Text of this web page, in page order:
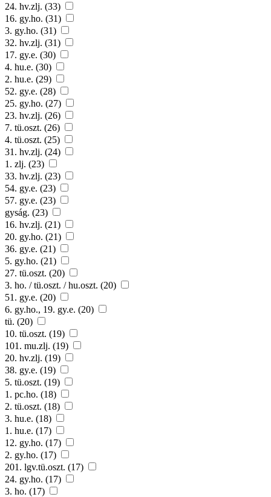
24. hv.zlj. (33)
16. gy.ho. (31)
3. gy.ho. (31)
32. hv.zlj. (31)
17. gy.e. (30)
4. hu.e. (30)
2. hu.e. (29)
52. gy.e. (28)
25. gy.ho. (27)
23. hv.zlj. (26)
7. tü.oszt. (26)
4. tü.oszt. (25)
31. hv.zlj. (24)
1. zlj. (23)
33. hv.zlj. (23)
54. gy.e. (23)
57. gy.e. (23)
gyság. (23)
16. hv.zlj. (21)
20. gy.ho. (21)
36. gy.e. (21)
5. gy.ho. (21)
27. tü.oszt. (20)
3. ho. / tü.oszt. / hu.oszt. (20)
51. gy.e. (20)
6. gy.ho., 19. gy.e. (20)
tü. (20)
10. tü.oszt. (19)
101. mu.zlj. (19)
20. hv.zlj. (19)
38. gy.e. (19)
5. tü.oszt. (19)
1. pc.ho. (18)
2. tü.oszt. (18)
3. hu.e. (18)
1. hu.e. (17)
12. gy.ho. (17)
2. gy.ho. (17)
201. lgv.tü.oszt. (17)
24. gy.ho. (17)
3. ho. (17)